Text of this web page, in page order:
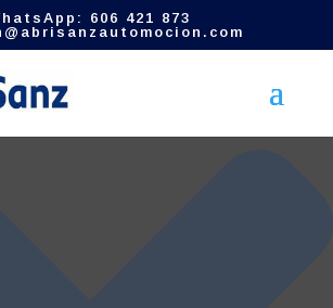
de las cookies
606 421 873